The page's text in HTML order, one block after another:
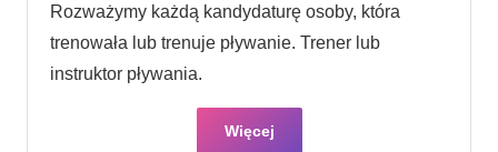
Rozważymy każdą kandydaturę osoby, która
trenowała lub trenuje pływanie. Trener lub
instruktor pływania.
Więcej